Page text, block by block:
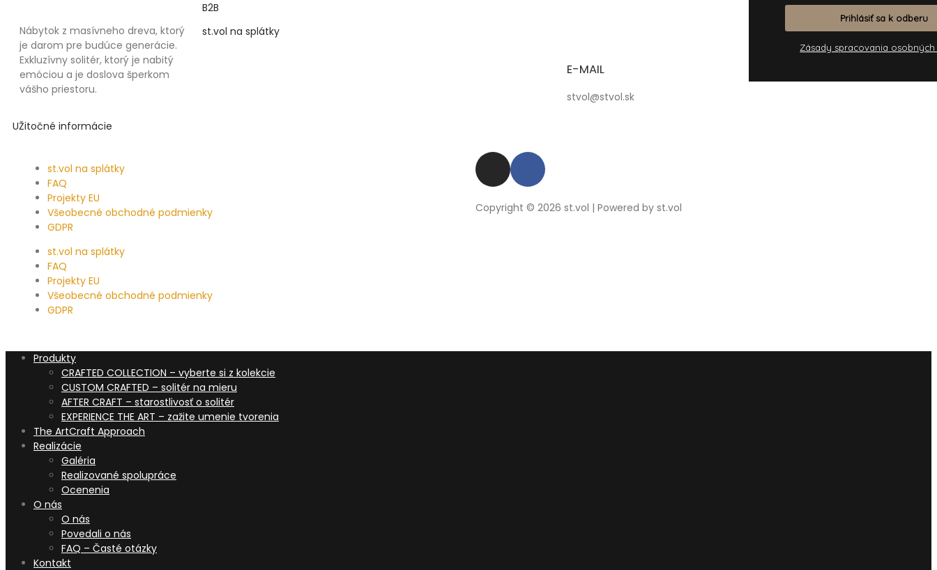
Nábytok z masívneho dreva, ktorý
je darom pre budúce generácie.
Exkluzívny solitér, ktorý je nabitý
emóciou a je doslova šperkom
vášho priestoru.
B2B
st.vol na splátky
E-MAIL
stvol@stvol.sk
Prihlásiť sa k odberu
Zásady spracovania
UŽitočné informácie
st.vol na splátky
FAQ
Projekty EU
Všeobecné obchodné podmienky
GDPR
st.vol na splátky
FAQ
Projekty EU
Všeobecné obchodné podmienky
GDPR
Copyright © 2026 st.vol | Powered by st.vol
Produkty
CRAFTED COLLECTION – vyberte si z kolekcie
CUSTOM CRAFTED – solitér na mieru
AFTER CRAFT – starostlivosť o solitér
EXPERIENCE THE ART – zažite umenie tvorenia
The ArtCraft Approach
Realizácie
Galéria
Realizované spolupráce
Ocenenia
O nás
O nás
Povedali o nás
FAQ – Časté otázky
Kontakt